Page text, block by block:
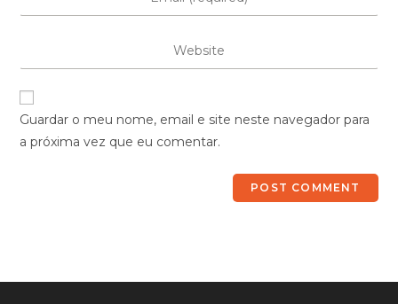
Guardar o meu nome, email e site neste navegador para
a próxima vez que eu comentar.